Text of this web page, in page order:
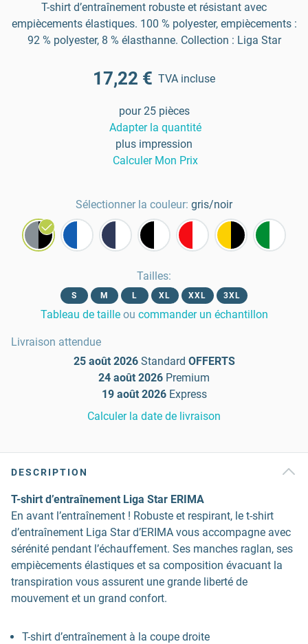
T-shirt d’entraînement robuste et résistant avec
empiècements élastiques. 100 % polyester, empiècements :
92 % polyester, 8 % élasthanne. Collection : Liga Star
17,22 € TVA incluse
pour 25 pièces
Adapter la quantité
plus impression
Calculer Mon Prix
Sélectionner la couleur: gris/noir
Tailles:
S M L XL XXL 3XL
Tableau de taille ou commander un échantillon
Livraison attendue
25 août 2026 Standard OFFERTS
24 août 2026 Premium
19 août 2026 Express
Calculer la date de livraison
DESCRIPTION
T-shirt d’entraînement Liga Star ERIMA
En avant l’entraînement ! Robuste et respirant, le t-shirt
d’entraînement Liga Star d’ERIMA vous accompagne avec
sérénité pendant l’échauffement. Ses manches raglan, ses
empiècements élastiques et sa composition évacuant la
transpiration vous assurent une grande liberté de
mouvement et un grand confort.
T-shirt d’entraînement à la coupe droite